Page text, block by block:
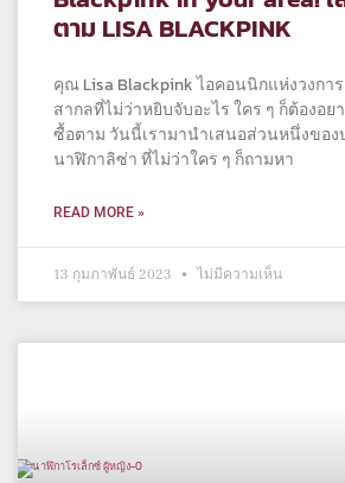
ตาม LISA BLACKPINK
คุณ Lisa Blackpink ไอคอนนิกแห่งวงการ
สากลที่ไม่ว่าหยิบจับอะไร ใคร ๆ ก็ต้องอ
ซื้อตาม วันนี้เรามานำเสนอส่วนหนึ่งของ
นาฬิกาลิซ่า ที่ไม่ว่าใคร ๆ ก็ถามหา
READ MORE »
13 กุมภาพันธ์ 2023 ไม่มีความเห็น